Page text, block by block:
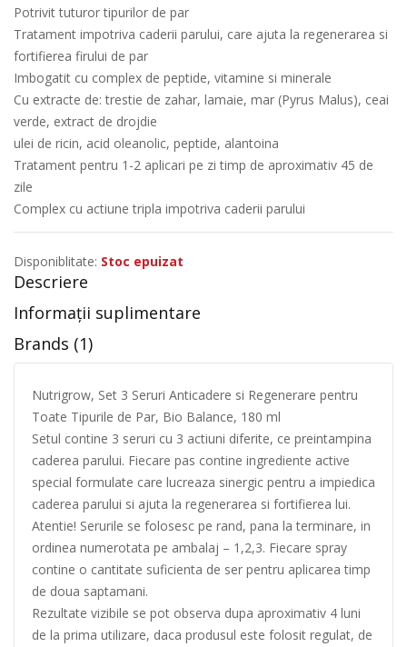
Potrivit tuturor tipurilor de par
Tratament impotriva caderii parului, care ajuta la regenerarea si
fortifierea firului de par
Imbogatit cu complex de peptide, vitamine si minerale
Cu extracte de: trestie de zahar, lamaie, mar (Pyrus Malus), ceai
verde, extract de drojdie
ulei de ricin, acid oleanolic, peptide, alantoina
Tratament pentru 1-2 aplicari pe zi timp de aproximativ 45 de
zile
Complex cu actiune tripla impotriva caderii parului
Disponiblitate: Stoc epuizat
Descriere
Informații suplimentare
Brands (1)
Nutrigrow, Set 3 Seruri Anticadere si Regenerare pentru
Toate Tipurile de Par, Bio Balance, 180 ml
Setul contine 3 seruri cu 3 actiuni diferite, ce preintampina
caderea parului. Fiecare pas contine ingrediente active
special formulate care lucreaza sinergic pentru a impiedica
caderea parului si ajuta la regenerarea si fortifierea lui.
Atentie! Serurile se folosesc pe rand, pana la terminare, in
ordinea numerotata pe ambalaj – 1,2,3. Fiecare spray
contine o cantitate suficienta de ser pentru aplicarea timp
de doua saptamani.
Rezultate vizibile se pot observa dupa aproximativ 4 luni
de la prima utilizare, daca produsul este folosit regulat, de